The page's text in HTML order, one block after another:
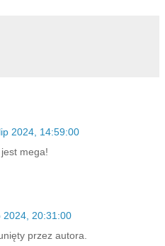
2024, 14:59:00
mega!
2024, 20:31:00
przez autora.